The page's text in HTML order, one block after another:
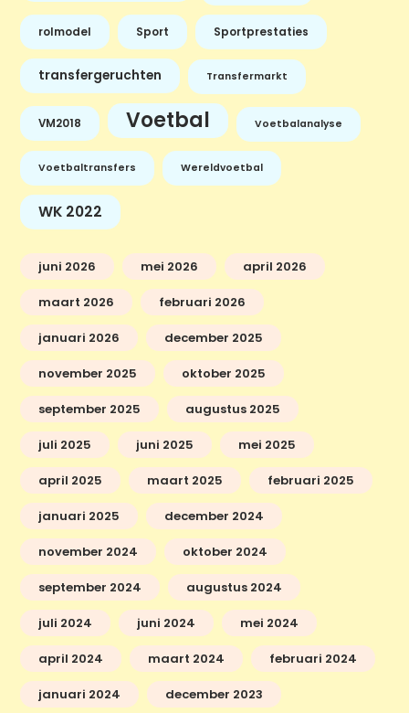
rolmodel Sport Sportprestaties
transfergeruchten Transfermarkt
VM2018 Voetbal Voetbalanalyse
Voetbaltransfers Wereldvoetbal
WK 2022
juni 2026 mei 2026 april 2026
maart 2026 februari 2026
januari 2026 december 2025
november 2025 oktober 2025
september 2025 augustus 2025
juli 2025 juni 2025 mei 2025
april 2025 maart 2025 februari 2025
januari 2025 december 2024
november 2024 oktober 2024
september 2024 augustus 2024
juli 2024 juni 2024 mei 2024
april 2024 maart 2024 februari 2024
januari 2024 december 2023